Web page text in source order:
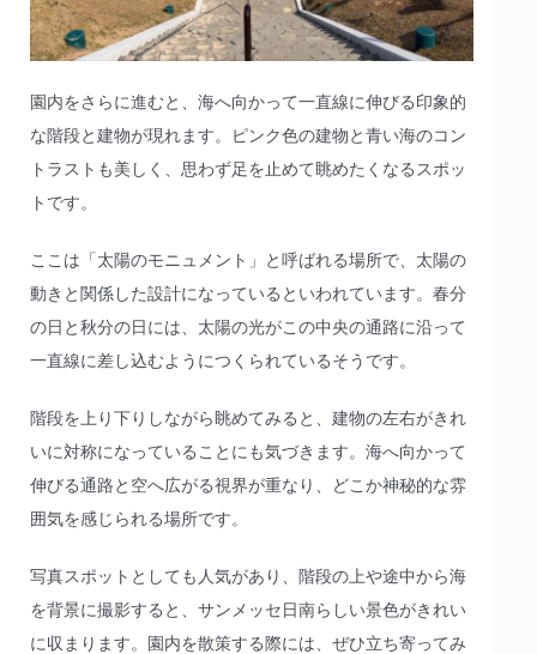
園内をさらに進むと、海へ向かって一直線に伸びる印象的
な階段と建物が現れます。ピンク色の建物と青い海のコン
トラストも美しく、思わず足を止めて眺めたくなるスポッ
トです。
ここは「太陽のモニュメント」と呼ばれる場所で、太陽の
動きと関係した設計になっているといわれています。春分
の日と秋分の日には、太陽の光がこの中央の通路に沿って
一直線に差し込むようにつくられているそうです。
階段を上り下りしながら眺めてみると、建物の左右がきれ
いに対称になっていることにも気づきます。海へ向かって
伸びる通路と空へ広がる視界が重なり、どこか神秘的な雰
囲気を感じられる場所です。
写真スポットとしても人気があり、階段の上や途中から海
を背景に撮影すると、サンメッセ日南らしい景色がきれい
に収まります。園内を散策する際には、ぜひ立ち寄ってみ